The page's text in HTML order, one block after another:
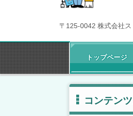
〒125-0042 株式会社
トップページ
コンテン